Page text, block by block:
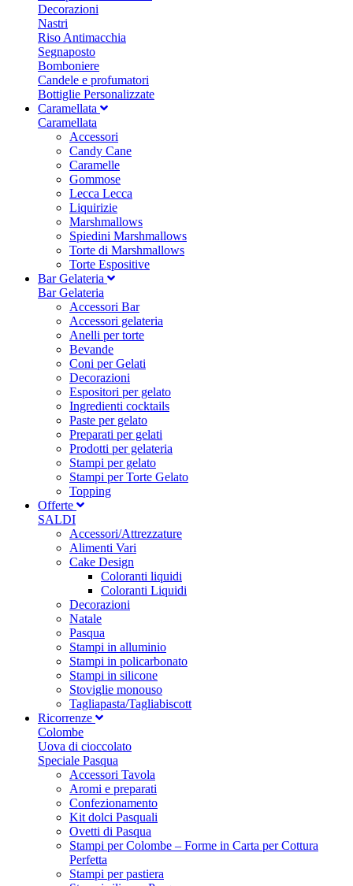
Decorazioni
Nastri
Riso Antimacchia
Segnaposto
Bomboniere
Candele e profumatori
Bottiglie Personalizzate
Caramellata
Caramellata
Accessori
Candy Cane
Caramelle
Gommose
Lecca Lecca
Liquirizie
Marshmallows
Spiedini Marshmallows
Torte di Marshmallows
Torte Espositive
Bar Gelateria
Bar Gelateria
Accessori Bar
Accessori gelateria
Anelli per torte
Bevande
Coni per Gelati
Decorazioni
Espositori per gelato
Ingredienti cocktails
Paste per gelato
Preparati per gelati
Prodotti per gelateria
Stampi per gelato
Stampi per Torte Gelato
Topping
Offerte
SALDI
Accessori/Attrezzature
Alimenti Vari
Cake Design
Coloranti liquidi
Coloranti Liquidi
Decorazioni
Natale
Pasqua
Stampi in alluminio
Stampi in policarbonato
Stampi in silicone
Stoviglie monouso
Tagliapasta/Tagliabiscott
Ricorrenze
Colombe
Uova di cioccolato
Speciale Pasqua
Accessori Tavola
Aromi e preparati
Confezionamento
Kit dolci Pasquali
Ovetti di Pasqua
Stampi per Colombe – Forme in Carta per Cottura
Perfetta
Stampi per pastiera